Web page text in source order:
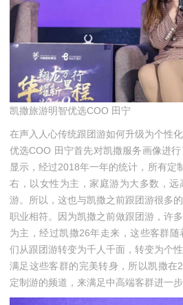
凯撒旅游明智优选COO 田宁
在声入人心传统跟团游如何升级为个性
优选COO 田宁首先对凯撒服务画像进
显示，经过2018年一年的统计，所有定
右，以女性为主，家庭游为大多数，远
游。所以，这也与凯撒之前跟团游很多
职业相符。因为凯撒之前做跟团游，许
为主，经过凯撒26年走来，这些客群
们从跟团游转变为千人千面，转变为个
满足这些客群的完美转身，所以凯撒在
定制游的频道，来满足中高端客群进一步